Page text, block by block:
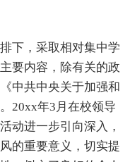
下，采取相对集中学
要内容，除有关的政
中共中央关于加强和
20xx年3月在校领导
动进一步引向深入，
的重要意义，切实提